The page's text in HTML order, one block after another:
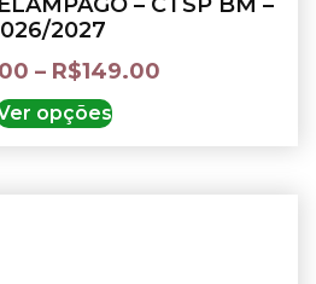
2027
– R$149.00
opções